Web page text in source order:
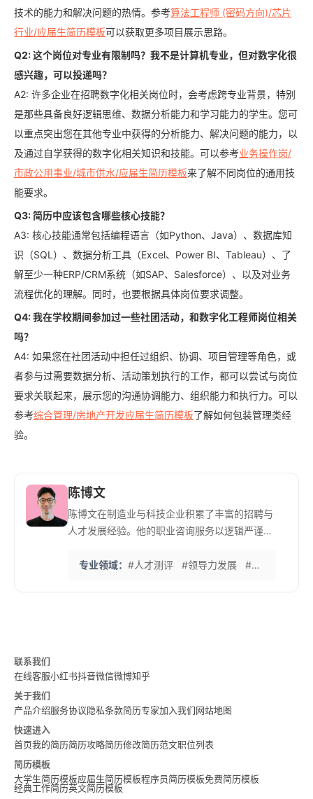
技术的能力和解决问题的热情。参考算法工程师 (密码方向)/芯片
行业/应届生简历模板可以获取更多项目展示思路。
Q2: 这个岗位对专业有限制吗？我不是计算机专业，但对数字化很
感兴趣，可以投递吗？
A2: 许多企业在招聘数字化相关岗位时，会考虑跨专业背景，特别
是那些具备良好逻辑思维、数据分析能力和学习能力的学生。您可
以重点突出您在其他专业中获得的分析能力、解决问题的能力，以
及通过自学获得的数字化相关知识和技能。可以参考业务操作岗/
市政公用事业/城市供水/应届生简历模板来了解不同岗位的通用技
能要求。
Q3: 简历中应该包含哪些核心技能？
A3: 核心技能通常包括编程语言（如Python、Java）、数据库知
识（SQL）、数据分析工具（Excel、Power BI、Tableau）、了
解至少一种ERP/CRM系统（如SAP、Salesforce）、以及对业务
流程优化的理解。同时，也要根据具体岗位要求调整。
Q4: 我在学校期间参加过一些社团活动，和数字化工程师岗位相关
吗？
A4: 如果您在社团活动中担任过组织、协调、项目管理等角色，或
者参与过需要数据分析、活动策划执行的工作，都可以尝试与岗位
要求关联起来，展示您的沟通协调能力、组织能力和执行力。可以
参考综合管理/房地产开发应届生简历模板了解如何包装管理类经
验。
陈博文
陈博文在制造业与科技企业积累了丰富的招聘与
人才发展经验。他的职业咨询服务以逻辑严谨、
路径与核心竞争力。 他倡导简历应“结构清晰、
专业领域： #人才测评 #领导力发展 #简历诊断
联系我们
在线客服小红书抖音微信微博知乎
关于我们
产品介绍服务协议隐私条款简历专家加入我们网站地图
快速进入
首页我的简历简历攻略简历修改简历范文职位列表
简历模板
大学生简历模板应届生简历模板程序员简历模板免费简历模板
经典工作简历英文简历模板